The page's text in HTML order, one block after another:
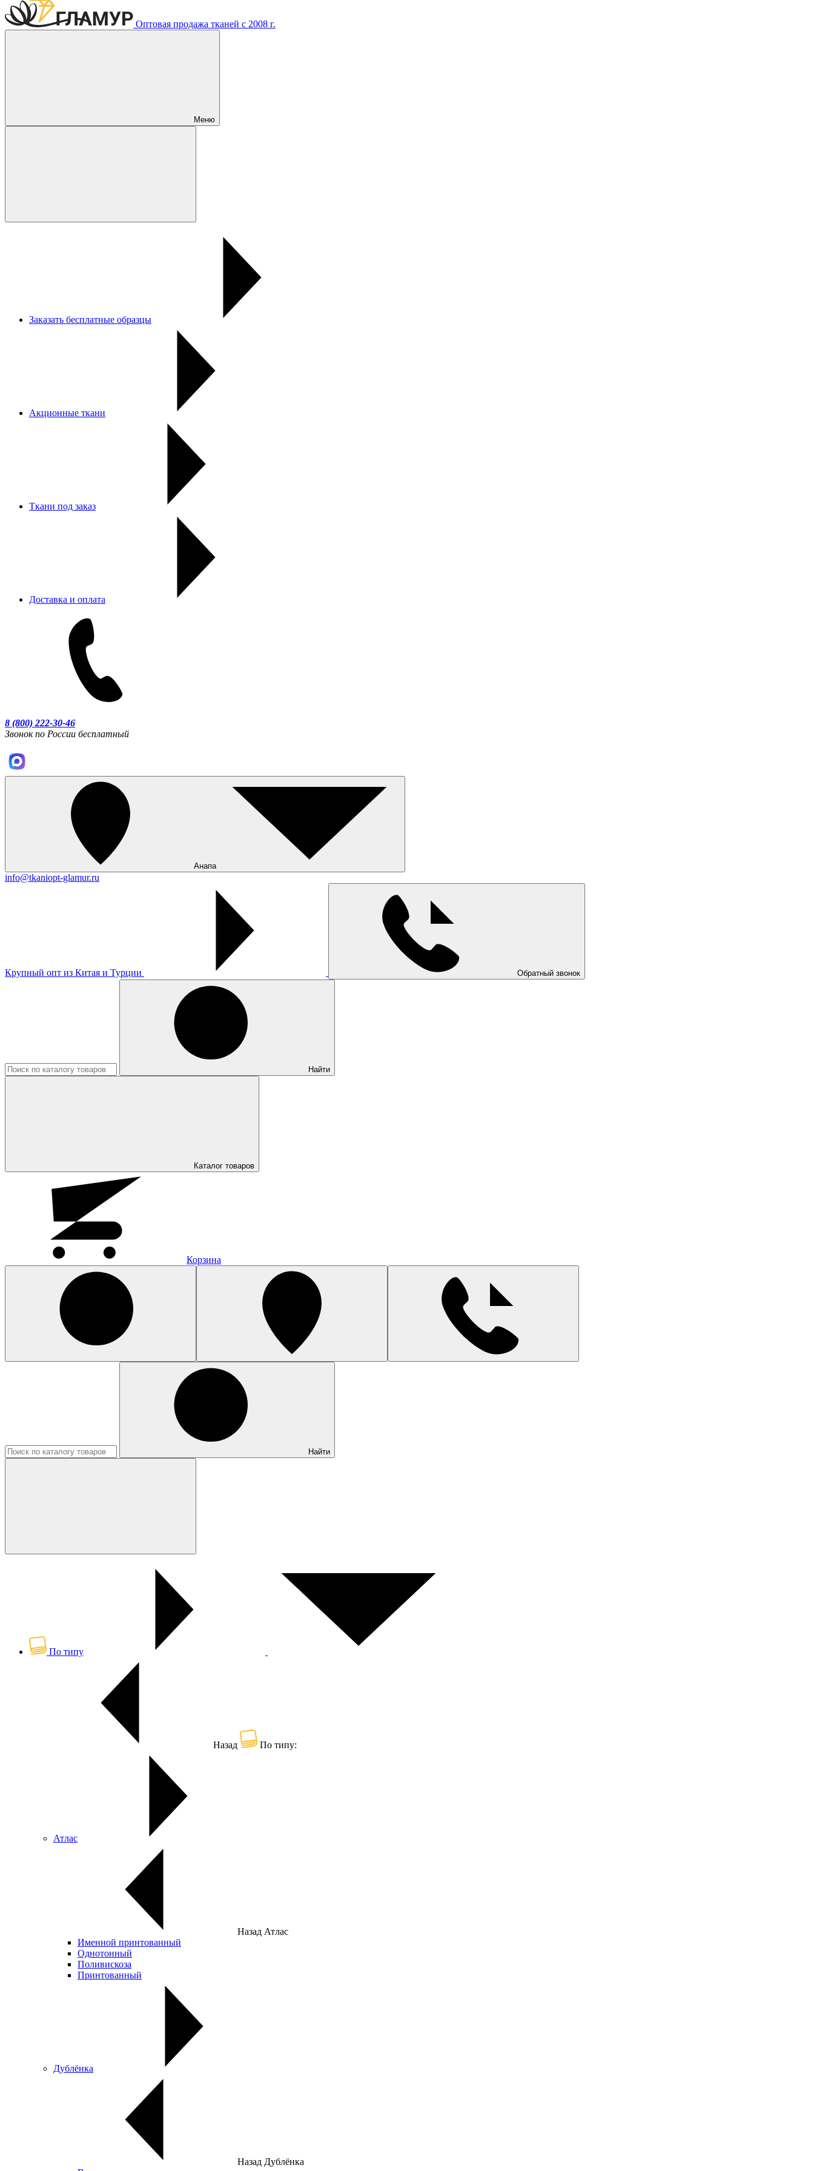
Оптовая продажа тканей с 2008 г.
Меню
Заказать бесплатные образцы
Акционные ткани
Ткани под заказ
Доставка и оплата
8 (800) 222-30-46
Звонок по России бесплатный
Анапа
info@tkaniopt-glamur.ru
Крупный опт из Китая и Турции Обратный звонок
Найти
Каталог товаров
Корзина
Найти
По типу
Назад По типу:
Атлас
Назад Атлас
Именной принтованный
Однотонный
Поливискоза
Принтованный
Дублёнка
Назад Дублёнка